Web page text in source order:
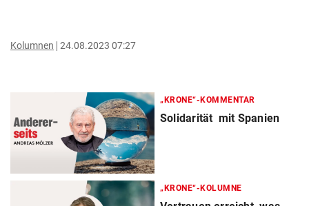
Kolumnen 24.08.2023 07:27
„KRONE“-KOMMENTAR
Solidarität mit Spanien
„KRONE“-KOLUMNE